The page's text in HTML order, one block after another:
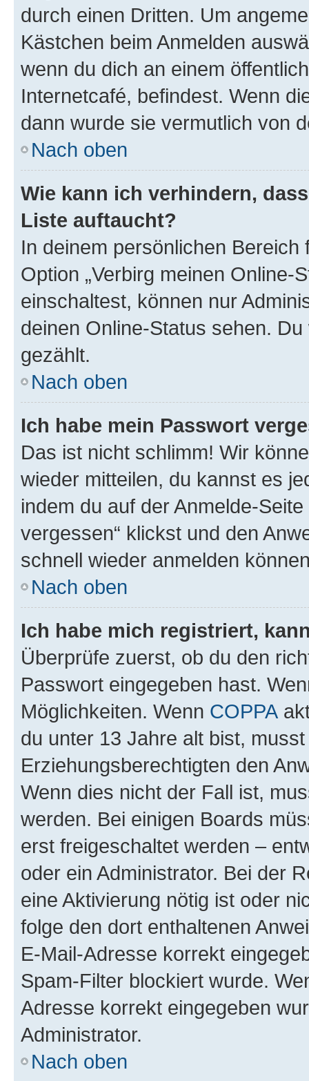
durch einen Dritten. Um
Kästchen beim Anmelden
wenn du dich an einem
Internetcafé, befindest. Wenn
dann wurde sie vermutlich von
Nach oben
Wie kann ich verhindern,
Liste auftaucht?
In deinem persönlichen
Option „Verbirg meinen Online-
einschaltest, können nur
deinen Online-Status sehen.
gezählt.
Nach oben
Ich habe mein Passwort
Das ist nicht schlimm! Wir
wieder mitteilen, du kannst es
indem du auf der Anmelde-
vergessen“ klickst und den
schnell wieder anmelden
Nach oben
Ich habe mich registriert,
Überprüfe zuerst, ob du den
Passwort eingegeben hast.
Möglichkeiten. Wenn COPPA
du unter 13 Jahre alt bist,
Erziehungsberechtigten den
Wenn dies nicht der Fall ist,
werden. Bei einigen Boards
erst freigeschaltet werden –
oder ein Administrator. Bei der
eine Aktivierung nötig ist oder
folge den dort enthaltenen
E-Mail-Adresse korrekt
Spam-Filter blockiert wurde.
Adresse korrekt eingegeben
Administrator.
Nach oben